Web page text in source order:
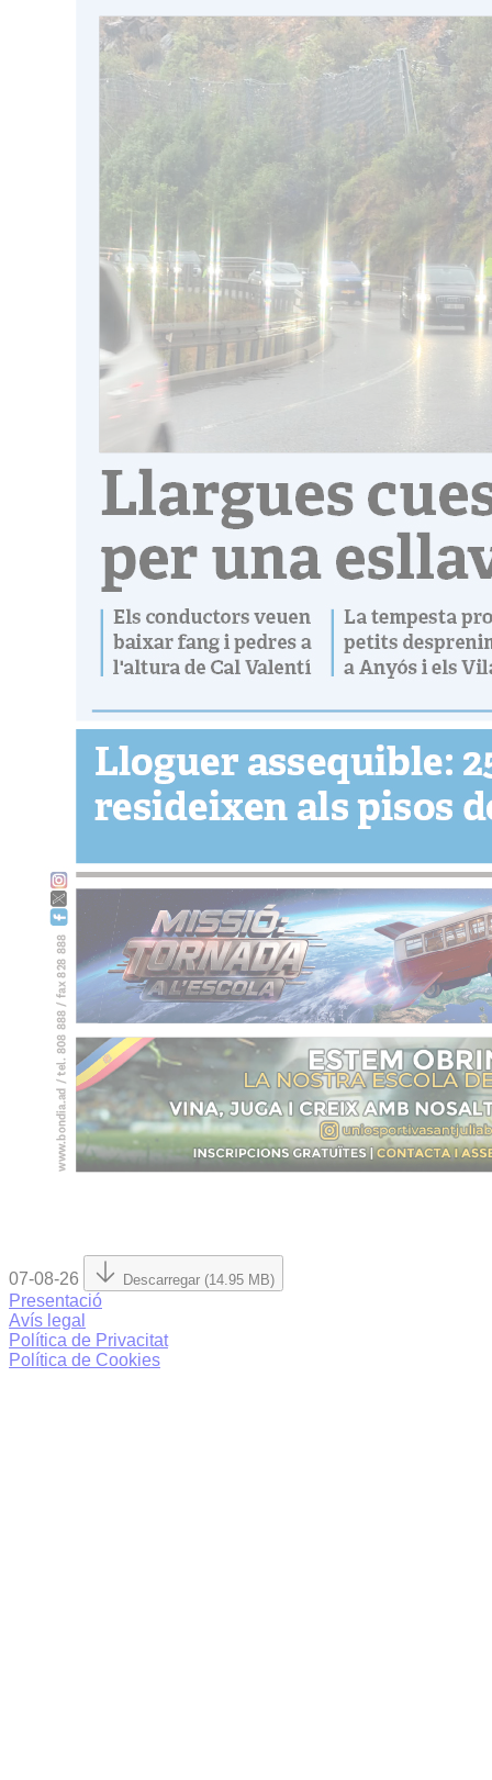
07-08-26 Descarregar (14.95 MB)
Presentació
Avís legal
Política de Privacitat
Política de Cookies